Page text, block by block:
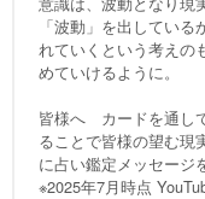
「波動」を出してい
れていくという考えの
めていけるように。
皆様へ カードを通し
ることで皆様の望む現
に占い鑑定メッセージ
※2025年7月時点